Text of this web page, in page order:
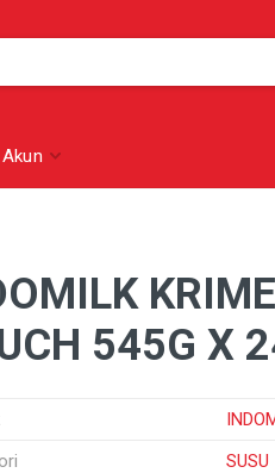
Akun
545G X
SUSU